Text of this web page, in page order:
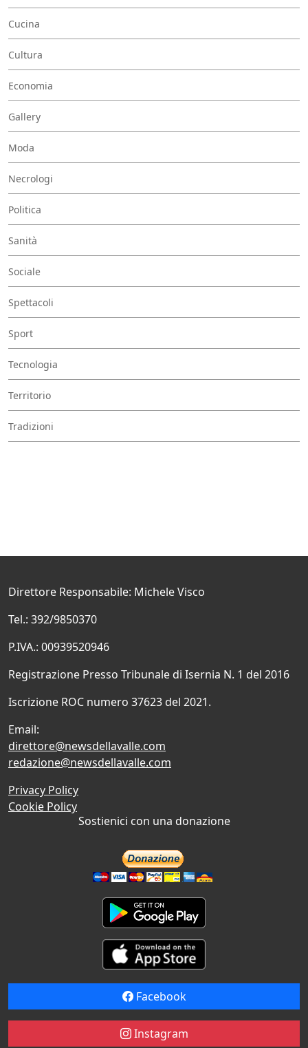
Cucina
Cultura
Economia
Gallery
Moda
Necrologi
Politica
Sanità
Sociale
Spettacoli
Sport
Tecnologia
Territorio
Tradizioni
Direttore Responsabile: Michele Visco
Tel.: 392/9850370
P.IVA.: 00939520946
Registrazione Presso Tribunale di Isernia N. 1 del 2016
Iscrizione ROC numero 37623 del 2021.
Email:
direttore@newsdellavalle.com
redazione@newsdellavalle.com
Privacy Policy
Cookie Policy
Sostienici con una donazione
Facebook
Instagram